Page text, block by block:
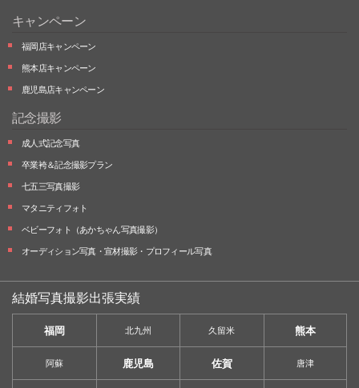
キャンペーン
福岡店キャンペーン
熊本店キャンペーン
鹿児島店キャンペーン
記念撮影
成人式記念写真
卒業袴＆記念撮影プラン
七五三写真撮影
マタニティフォト
ベビーフォト （あかちゃん写真撮影）
オーディション写真・ 宣材撮影・ プロフィール写真
結婚写真撮影出張実績
福岡 北九州 久留米 熊本
阿蘇 鹿児島 佐賀 唐津